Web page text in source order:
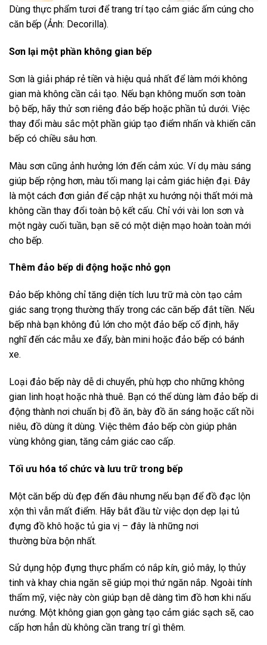
Dùng thực phẩm tươi để trang trí tạo cảm giác ấm cúng cho
căn bếp (Ảnh: Decorilla).
Sơn lại một phần không gian bếp
Sơn là giải pháp rẻ tiền và hiệu quả nhất để làm mới không
gian mà không cần cải tạo. Nếu bạn không muốn sơn toàn
bộ bếp, hãy thử sơn riêng đảo bếp hoặc phần tủ dưới. Việc
thay đổi màu sắc một phần giúp tạo điểm nhấn và khiến căn
bếp có chiều sâu hơn.
Màu sơn cũng ảnh hưởng lớn đến cảm xúc. Ví dụ màu sáng
giúp bếp rộng hơn, màu tối mang lại cảm giác hiện đại. Đây
là một cách đơn giản để cập nhật xu hướng nội thất mới mà
không cần thay đổi toàn bộ kết cấu. Chỉ với vài lon sơn và
một ngày cuối tuần, bạn sẽ có một diện mạo hoàn toàn mới
cho bếp.
Thêm đảo bếp di động hoặc nhỏ gọn
Đảo bếp không chỉ tăng diện tích lưu trữ mà còn tạo cảm
giác sang trọng thường thấy trong các căn bếp đắt tiền. Nếu
bếp nhà bạn không đủ lớn cho một đảo bếp cố định, hãy
nghĩ đến các mẫu xe đẩy, bàn mini hoặc đảo bếp có bánh
xe.
Loại đảo bếp này dễ di chuyển, phù hợp cho những không
gian linh hoạt hoặc nhà thuê. Bạn có thể dùng làm đảo bếp di
động thành nơi chuẩn bị đồ ăn, bày đồ ăn sáng hoặc cất nồi
niêu, đồ dùng ít dùng. Việc thêm đảo bếp còn giúp phân
vùng không gian, tăng cảm giác cao cấp.
Tối ưu hóa tổ chức và lưu trữ trong bếp
Một căn bếp dù đẹp đến đâu nhưng nếu bạn để đồ đạc lộn
xộn thì vẫn mất điểm. Hãy bắt đầu từ việc dọn dẹp lại tủ
đựng đồ khô hoặc tủ gia vị – đây là những nơi
thường bừa bộn nhất.
Sử dụng hộp đựng thực phẩm có nắp kín, giỏ mây, lọ thủy
tinh và khay chia ngăn sẽ giúp mọi thứ ngăn nắp. Ngoài tính
thẩm mỹ, việc này còn giúp bạn dễ dàng tìm đồ hơn khi nấu
nướng. Một không gian gọn gàng tạo cảm giác sạch sẽ, cao
cấp hơn hẳn dù không cần trang trí gì thêm.